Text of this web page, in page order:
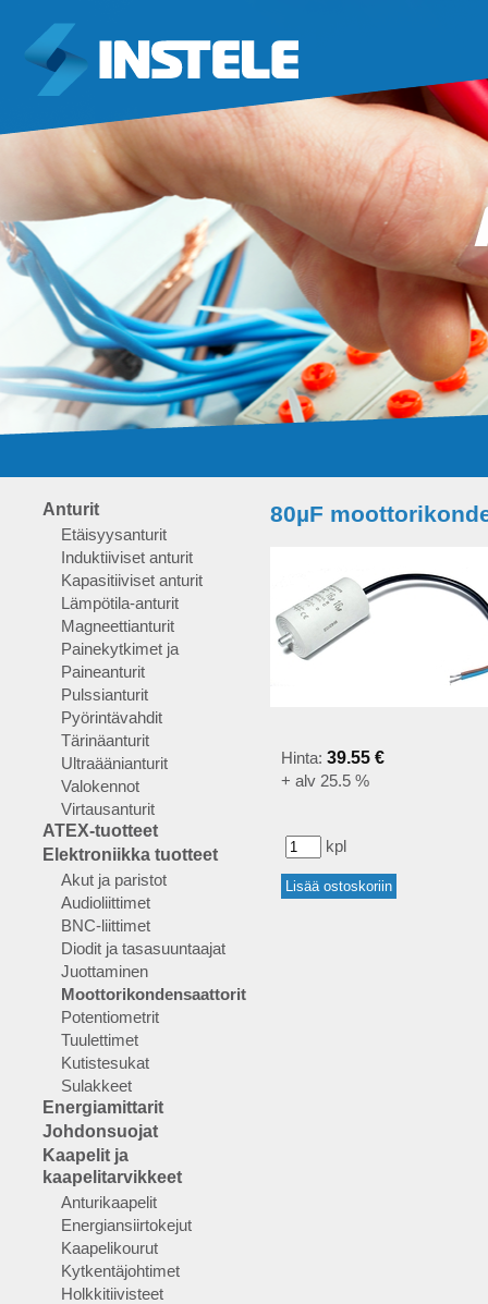
Anturit
Etäisyysanturit
Induktiiviset anturit
Kapasitiiviset anturit
Lämpötila-anturit
Magneettianturit
Painekytkimet ja
Paineanturit
Pulssianturit
Pyörintävahdit
Tärinäanturit
Ultraäänianturit
Valokennot
Virtausanturit
ATEX-tuotteet
Elektroniikka tuotteet
Akut ja paristot
Audioliittimet
BNC-liittimet
Diodit ja tasasuuntaajat
Juottaminen
Moottorikondensaattorit
Potentiometrit
Tuulettimet
Kutistesukat
Sulakkeet
Energiamittarit
Johdonsuojat
Kaapelit ja
kaapelitarvikkeet
Anturikaapelit
Energiansiirtokejut
Kaapelikourut
Kytkentäjohtimet
Holkkitiivisteet
80µF
Hinta: 39.55 €
+ alv 25.5 %
kpl